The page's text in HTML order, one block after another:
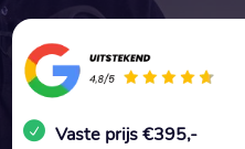
Vaste prijs €395,-